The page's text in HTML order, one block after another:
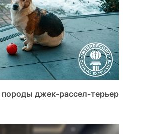
породы джек-рассел-терьер